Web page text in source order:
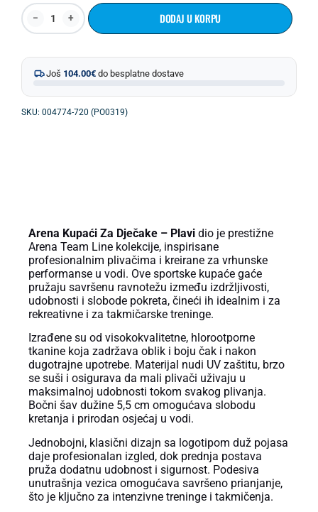
DODAJ U KORPU
Još 104.00€ do besplatne dostave
SKU: 004774-720 (PO0319)
Arena Kupaći Za Dječake – Plavi dio je prestižne
Arena Team Line kolekcije, inspirisane
profesionalnim plivačima i kreirane za vrhunske
performanse u vodi. Ove sportske kupaće gaće
pružaju savršenu ravnotežu između izdržljivosti,
udobnosti i slobode pokreta, čineći ih idealnim i za
rekreativne i za takmičarske treninge.
Izrađene su od visokokvalitetne, hlorootporne
tkanine koja zadržava oblik i boju čak i nakon
dugotrajne upotrebe. Materijal nudi UV zaštitu, brzo
se suši i osigurava da mali plivači uživaju u
maksimalnoj udobnosti tokom svakog plivanja.
Bočni šav dužine 5,5 cm omogućava slobodu
kretanja i prirodan osjećaj u vodi.
Jednobojni, klasični dizajn sa logotipom duž pojasa
daje profesionalan izgled, dok prednja postava
pruža dodatnu udobnost i sigurnost. Podesiva
unutrašnja vezica omogućava savršeno prianjanje,
što je ključno za intenzivne treninge i takmičenja.